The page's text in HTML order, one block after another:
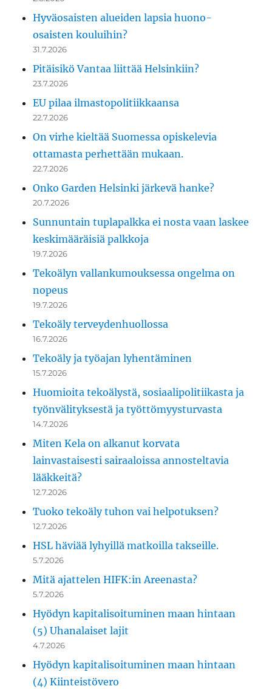
Hyväosaisten alueiden lapsia huono-
osaisten kouluihin?
31.7.2026
Pitäisikö Vantaa liittää Helsinkiin?
23.7.2026
EU pilaa ilmastopolitiikkaansa
22.7.2026
On virhe kieltää Suomessa opiskelevia
ottamasta perhettään mukaan.
22.7.2026
Onko Garden Helsinki järkevä hanke?
20.7.2026
Sunnuntain tuplapalkka ei nosta vaan laskee
keskimääräisiä palkkoja
19.7.2026
Tekoälyn vallankumouksessa ongelma on
nopeus
19.7.2026
Tekoäly terveydenhuollossa
16.7.2026
Tekoäly ja työajan lyhentäminen
15.7.2026
Huomioita tekoälystä, sosiaalipolitiikasta ja
työnvälityksestä ja työttömyysturvasta
14.7.2026
Miten Kela on alkanut korvata
lainvastaisesti sairaaloissa annosteltavia
lääkkeitä?
12.7.2026
Tuoko tekoäly tuhon vai helpotuksen?
12.7.2026
HSL häviää lyhyillä matkoilla takseille.
5.7.2026
Mitä ajattelen HIFK:in Areenasta?
5.7.2026
Hyödyn kapitalisoituminen maan hintaan
(5) Uhanalaiset lajit
4.7.2026
Hyödyn kapitalisoituminen maan hintaan
(4) Kiinteistövero